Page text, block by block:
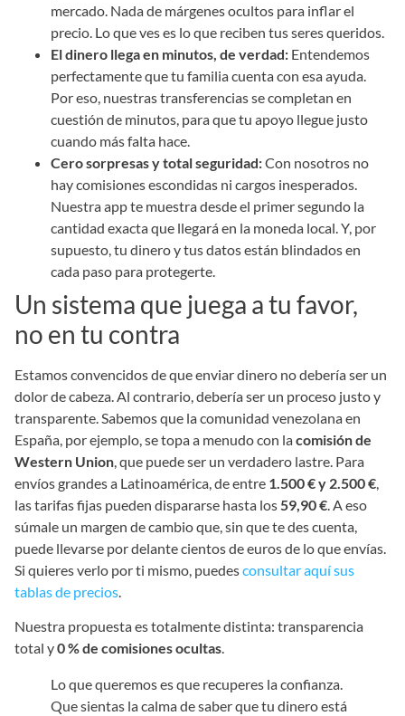
mercado. Nada de márgenes ocultos para inflar el
precio. Lo que ves es lo que reciben tus seres queridos.
El dinero llega en minutos, de verdad: Entendemos
perfectamente que tu familia cuenta con esa ayuda.
Por eso, nuestras transferencias se completan en
cuestión de minutos, para que tu apoyo llegue justo
cuando más falta hace.
Cero sorpresas y total seguridad:Con nosotros no
hay comisiones escondidas ni cargos inesperados.
Nuestra app te muestra desde el primer segundo la
cantidad exacta que llegará en la moneda local. Y, por
supuesto, tu dinero y tus datos están blindados en
cada paso para protegerte.
Un sistema que juega a tu favor,
no en tu contra
Estamos convencidos de que enviar dinero no debería ser un
dolor de cabeza. Al contrario, debería ser un proceso justo y
transparente. Sabemos que la comunidad venezolana en
España, por ejemplo, se topa a menudo con lacomisión de
Western Union , que puede ser un verdadero lastre. Para
envíos grandes a Latinoamérica, de entre 1.500 € y 2.500 €
las tarifas fijas pueden dispararse hasta los 59,90 € . A eso
súmale un margen de cambio que, sin que te des cuenta,
puede llevarse por delante cientos de euros de lo que envías.
Si quieres verlo por ti mismo, puedesconsultar aquí sus
tablas de precios
Nuestra propuesta es totalmente distinta: transparencia
total y0 % de comisiones ocultas.
Lo que queremos es que recuperes la confianza.
Que sientas la calma de saber que tu dinero está